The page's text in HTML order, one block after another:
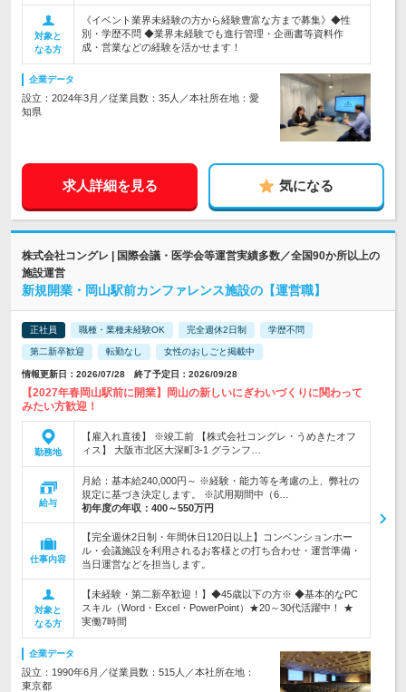
対象と
なる方
《イベント業界未経験の方から経験豊富な方まで募集》◆性
別・学歴不問 ◆業界未経験でも進行管理・企画書等資料作
成・営業などの経験を活かせます！
企業データ
設立：2024年3月／従業員数：35人／本社所在地：愛
知県
求人詳細を見る 気になる
株式会社コングレ | 国際会議・医学会等運営実績多数／全国90か所以上の
施設運営
新規開業・岡山駅前カンファレンス施設の【運営職】
正社員 職種・業種未経験OK 完全週休2日制 学歴不問
第二新卒歓迎 転勤なし 女性のおしごと掲載中
情報更新日：2026/07/28 終了予定日：2026/09/28
【2027年春岡山駅前に開業】岡山の新しいにぎわいづくりに関わって
みたい方歓迎！
勤務地
【雇入れ直後】 ※竣工前 【株式会社コングレ・うめきたオフ
ィス】 大阪市北区大深町3-1 グランフ…
給与
月給：基本給240,000円～ ※経験・能力等を考慮の上、弊社の
規定に基づき決定します。 ※試用期間中（6…
初年度の年収： 400～550万円
仕事内容
【完全週休2日制・年間休日120日以上】コンベンションホー
ル・会議施設を利用されるお客様との打ち合わせ・運営準備・
当日運営などを担当します。
対象と
なる方
【未経験・第二新卒歓迎！】◆45歳以下の方※ ◆基本的なPC
スキル（Word・Excel・PowerPoint）★20～30代活躍中！ ★
実働7時間
企業データ
設立：1990年6月／従業員数：515人／本社所在地：
東京都